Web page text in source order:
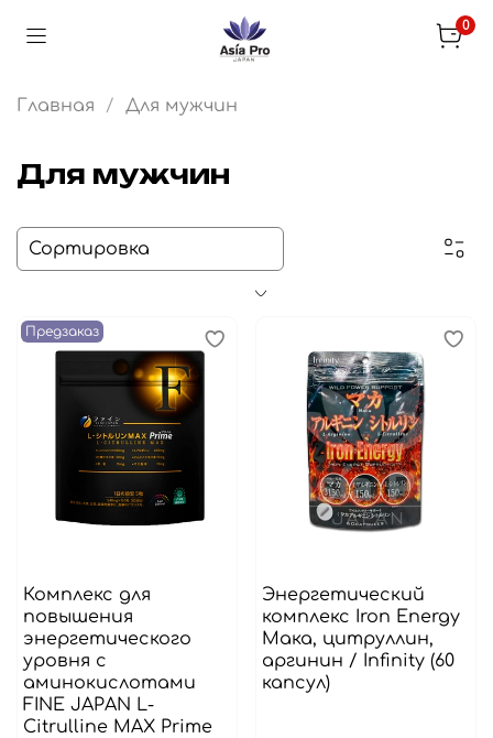
0
Главная Для мужчин
Для мужчин
Предзаказ
Комплекс для
повышения
энергетического
уровня с
аминокислотами
FINE JAPAN L-
Citrulline MAX Prime
Энергетический
комплекс Iron Energy
Мака, цитруллин,
аргинин / Infinity (60
капсул)